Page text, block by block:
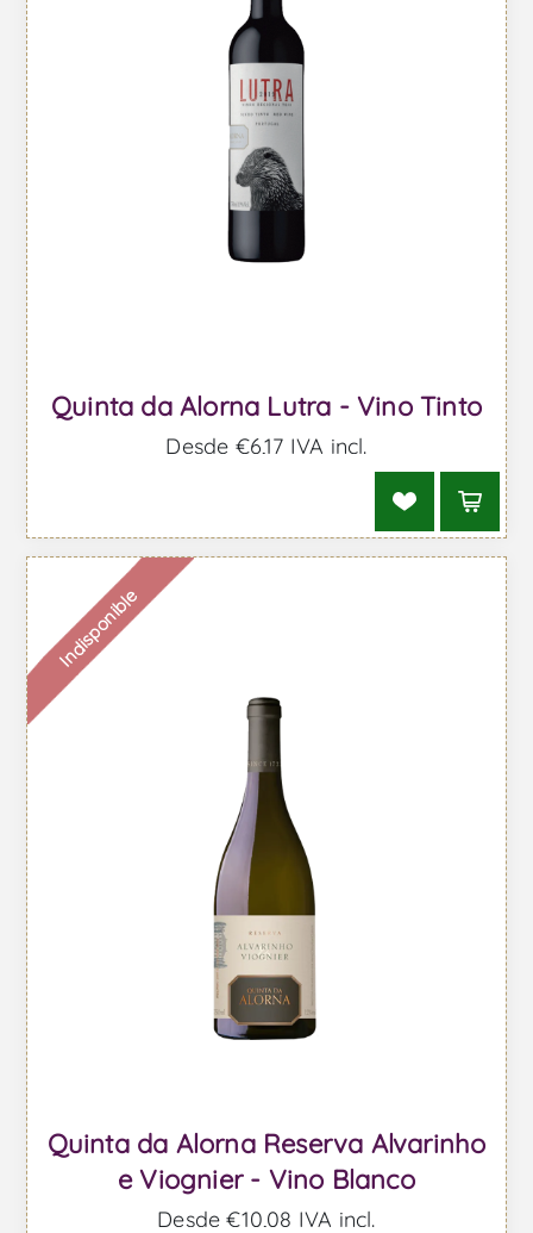
Quinta da Alorna Lutra - Vino Tinto
Desde €6,17 IVA incl.
Indisponible
Quinta da Alorna Reserva Alvarinho
e Viognier - Vino Blanco
Desde €10,08 IVA incl.